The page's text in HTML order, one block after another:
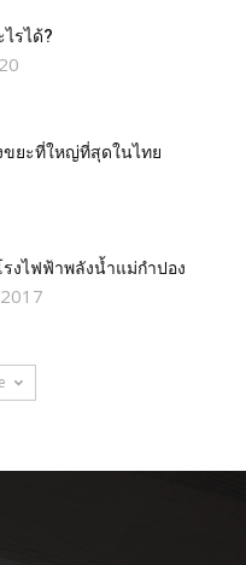
ไรได้?​
ขยะที่ใหญ่ที่สุดในไทย
รงไฟฟ้าพลังน้ำแม่กำปอง